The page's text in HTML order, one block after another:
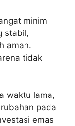
minim
stabil,
aman.
tidak
waktu lama,
pada
emas